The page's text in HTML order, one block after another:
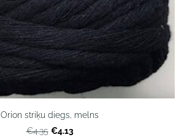
Orion striķu diegs, melns
€4.35 €4.13